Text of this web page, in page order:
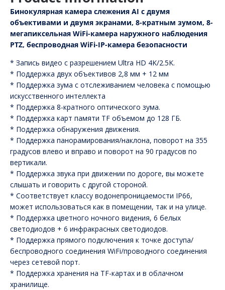
Бинокулярная камера слежения AI с двумя
объективами и двумя экранами, 8-кратным зумом, 8-
мегапиксельная WiFi-камера наружного наблюдения
PTZ, беспроводная WiFi-IP-камера безопасности
* Запись видео с разрешением Ultra HD 4K/2.5K.
* Поддержка двух объективов 2,8 мм + 12 мм
* Поддержка зума с отслеживанием человека с помощью
искусственного интеллекта
* Поддержка 8-кратного оптического зума.
* Поддержка карт памяти TF объемом до 128 ГБ.
* Поддержка обнаружения движения.
* Поддержка панорамирования/наклона, поворот на 355
градусов влево и вправо и поворот на 90 градусов по
вертикали.
* Поддержка звука при движении по дороге, вы можете
слышать и говорить с другой стороной.
* Соответствует классу водонепроницаемости IP66,
может использоваться как в помещении, так и на улице.
* Поддержка цветного ночного видения, 6 белых
светодиодов + 6 инфракрасных светодиодов.
* Поддержка прямого подключения к точке доступа/
беспроводного соединения WiFi/проводного соединения
через сетевой порт.
* Поддержка хранения на TF-картах и в облачном
хранилище.